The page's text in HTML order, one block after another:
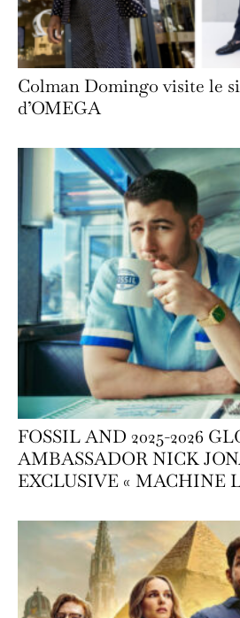
Colman Domingo visite le
d’OMEGA
FOSSIL AND 2025-2026
AMBASSADOR NICK
EXCLUSIVE « MACHINE